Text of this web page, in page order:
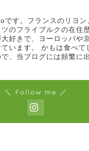
です。フランスのリヨン
のフライブルクの在住
好きで、ヨーロッパや
います。 かもは食べて
、当ブログには頻繁に
＼ Follow me ／